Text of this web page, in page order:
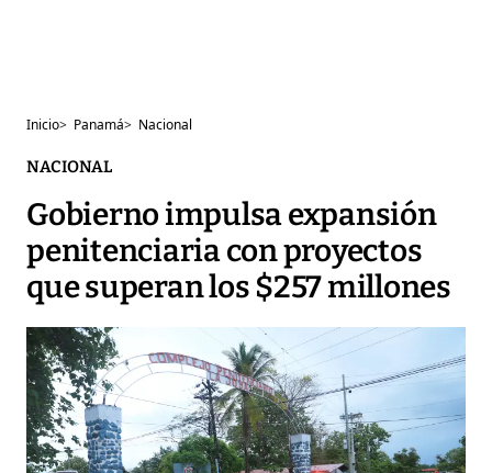
Inicio> Panamá> Nacional
NACIONAL
Gobierno impulsa expansión
penitenciaria con proyectos
que superan los $257 millones